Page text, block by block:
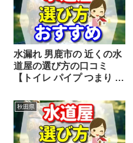
水漏れ 男鹿市の 近くの水
道屋の選び方の口コミ
【トイレ パイプ つまり 蛇
ェックすることをシェア
します】
秋田県